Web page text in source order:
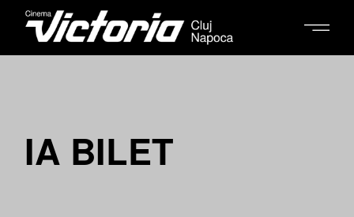
IA BILET